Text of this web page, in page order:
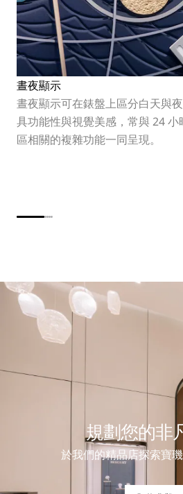
晝夜顯示
晝夜顯示可在錶盤上區分白天與
具功能性與視覺美感，常與 24 小
區相關的複雜功能一同呈現。
規劃您的非
於我們的精品店探索寶